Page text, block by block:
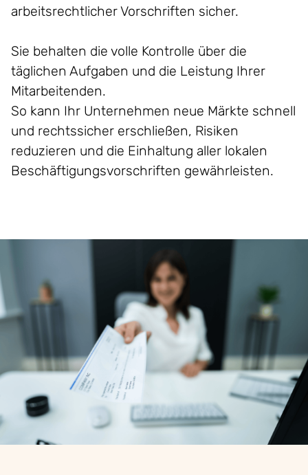
arbeitsrechtlicher Vorschriften sicher.
Sie behalten die volle Kontrolle über die
täglichen Aufgaben und die Leistung Ihrer
Mitarbeitenden.
So kann Ihr Unternehmen neue Märkte schnell
und rechtssicher erschließen, Risiken
reduzieren und die Einhaltung aller lokalen
Beschäftigungsvorschriften gewährleisten.